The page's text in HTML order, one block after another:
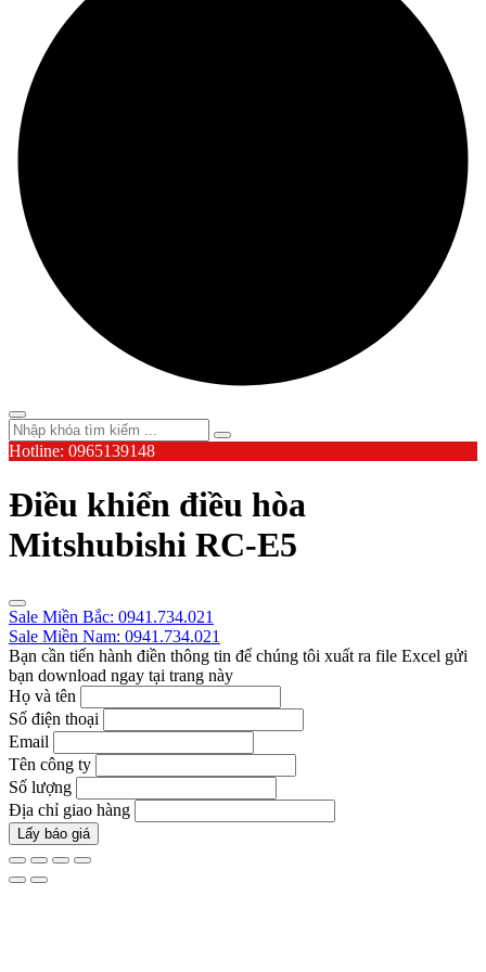
Hotline: 0965139148
Điều khiển điều hòa
Mitshubishi RC-E5
Sale Miền Bắc: 0941.734.021
Sale Miền Nam: 0941.734.021
Bạn cần tiến hành điền thông tin để chúng tôi xuất ra file Excel gửi
bạn download ngay tại trang này
Họ và tên
Số điện thoại
Email
Tên công ty
Số lượng
Địa chỉ giao hàng